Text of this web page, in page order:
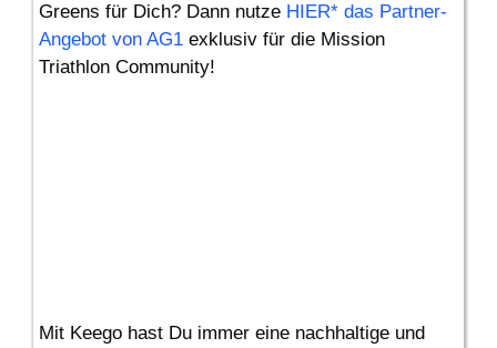
Greens für Dich? Dann nutze HIER* das Partner-
Angebot von AG1 exklusiv für die Mission
Triathlon Community!
Mit Keego hast Du immer eine nachhaltige und